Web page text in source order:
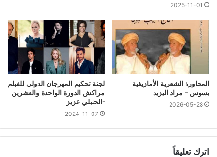
2025-11-01
المحاورة الشعرية الأمازيغية
بسوس – مراد اليزيد
2026-05-28
لجنة تحكيم المهرجان الدولي للفيلم
مراكش الدورة الواحدة والعشرين
-الحنبلي عزيز
2024-11-07
اترك تعليقاً